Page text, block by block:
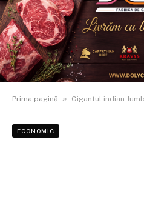
Prima pagină » Gigantul indian Jumbo Bags a ales
ECONOMIC